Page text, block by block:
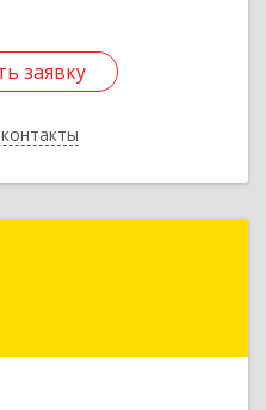
заявку
заявку
обл, Новочеркасск г,